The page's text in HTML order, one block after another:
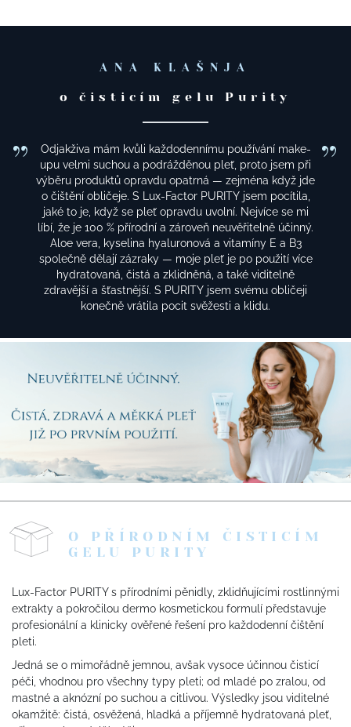
ANA KLAŠNJA
o čisticím gelu Purity
Odjakživa mám kvůli každodennímu používání make-
upu velmi suchou a podrážděnou pleť, proto jsem při
výběru produktů opravdu opatrná — zejména když jde
o čištění obličeje. S Lux-Factor PURITY jsem pocítila,
jaké to je, když se pleť opravdu uvolní. Nejvíce se mi
líbí, že je 100 % přírodní a zároveň neuvěřitelně účinný.
Aloe vera, kyselina hyaluronová a vitamíny E a B3
společně dělají zázraky — moje pleť je po použití více
hydratovaná, čistá a zklidněná, a také viditelně
zdravější a šťastnější. S PURITY jsem svému obličeji
konečně vrátila pocit svěžesti a klidu.
O PŘÍRODNÍM ČISTICÍM
GELU PURITY
Lux-Factor PURITY s přírodními pěnidly, zklidňujícími rostlinnými
extrakty a pokročilou dermo kosmetickou formulí představuje
profesionální a klinicky ověřené řešení pro každodenní čištění
pleti.
Jedná se o mimořádně jemnou, avšak vysoce účinnou čisticí
péči, vhodnou pro všechny typy pleti; od mladé po zralou, od
mastné a aknózní po suchou a citlivou. Výsledky jsou viditelné
okamžitě: čistá, osvěžená, hladká a příjemně hydratovaná pleť,